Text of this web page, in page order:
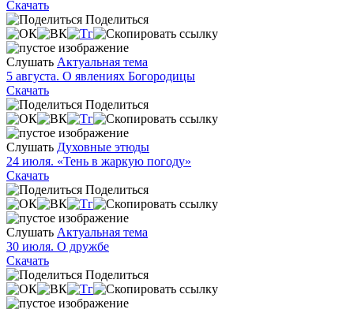
Скачать
Поделиться
Слушать Актуальная тема
5 августа. О явлениях Богородицы
Скачать
Поделиться
Слушать Духовные этюды
24 июля. «Тень в жаркую погоду»
Скачать
Поделиться
Слушать Актуальная тема
30 июля. О дружбе
Скачать
Поделиться